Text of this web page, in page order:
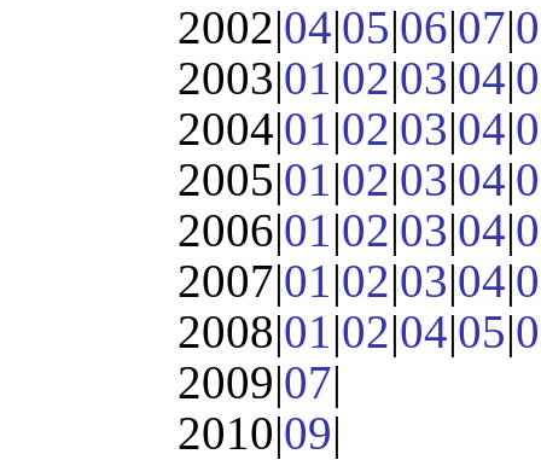
2002|04|05|06|07|
2003|01|02|03|04|
2004|01|02|03|04|
2005|01|02|03|04|
2006|01|02|03|04|
2007|01|02|03|04|
2008|01|02|04|05|
2009|07|
2010|09|